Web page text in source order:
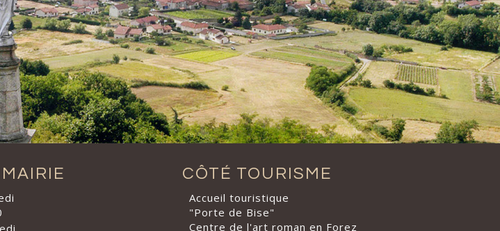
CÔTÉ TOURISME
Accueil touristique
"Porte de Bise"
Centre de l'art roman en Forez